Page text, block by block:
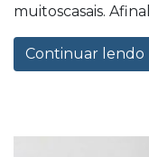
muitoscasais.
Continuar lendo